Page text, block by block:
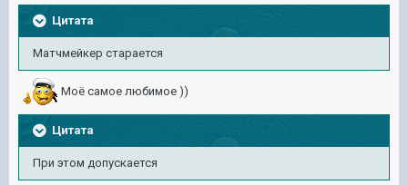
Цитата
Матчмейкер старается
Моё самое любимое ))
Цитата
При этом допускается